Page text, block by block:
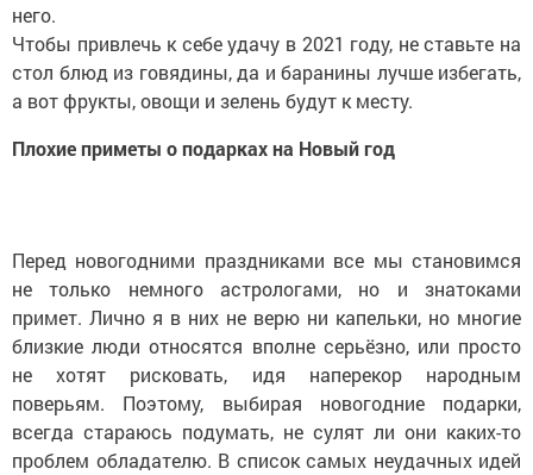
него.
Чтобы привлечь к себе удачу в 2021 году, не ставьте на
стол блюд из говядины, да и баранины лучше избегать,
а вот фрукты, овощи и зелень будут к месту.
Плохие приметы о подарках на Новый год
Перед новогодними праздниками все мы становимся
не только немного астрологами, но и знатоками
примет. Лично я в них не верю ни капельки, но многие
близкие люди относятся вполне серьёзно, или просто
не хотят рисковать, идя наперекор народным
поверьям. Поэтому, выбирая новогодние подарки,
всегда стараюсь подумать, не сулят ли они каких-то
проблем обладателю. В список самых неудачных идей